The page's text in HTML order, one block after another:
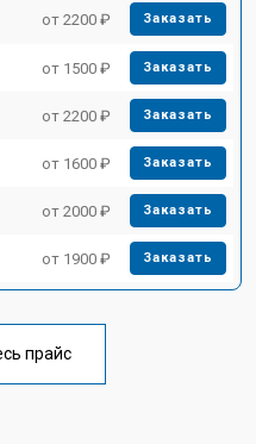
от 2200 ₽ Заказать
от 1500 ₽ Заказать
от 2200 ₽ Заказать
от 1600 ₽ Заказать
от 2000 ₽ Заказать
от 1900 ₽ Заказать
прайс